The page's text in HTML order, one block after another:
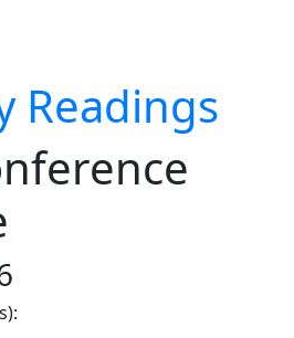
Readings